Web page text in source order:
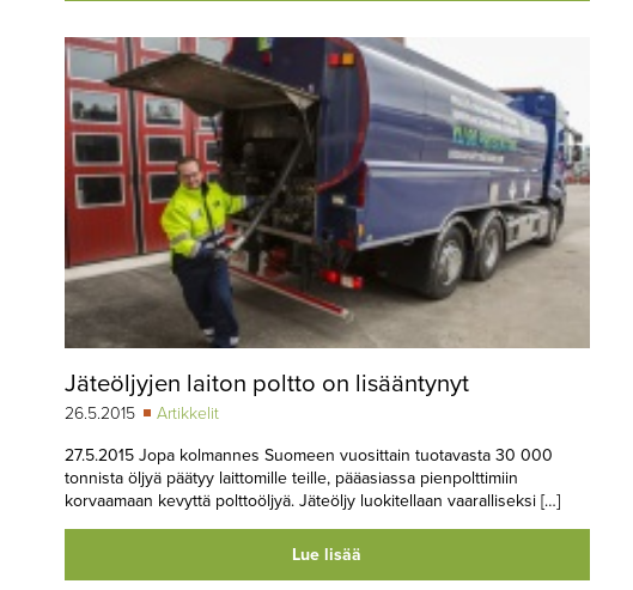
Jäteöljyjen laiton poltto on lisääntynyt
26.5.2015 Artikkelit
27.5.2015 Jopa kolmannes Suomeen vuosittain tuotavasta 30 000
tonnista öljyä päätyy laittomille teille, pääasiassa pienpolttimiin
korvaamaan kevyttä polttoöljyä. Jäteöljy luokitellaan vaaralliseksi […]
Lue lisää